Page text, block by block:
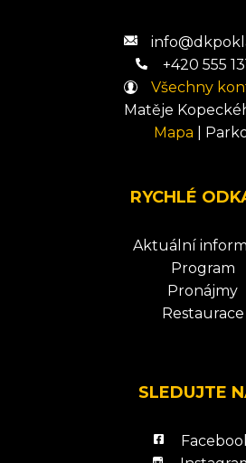
+420 555
Všechny
Matěje
Mapa
RYCHLÉ
Aktuální
Program
Pronájmy
Restaurace
SLEDUJTE